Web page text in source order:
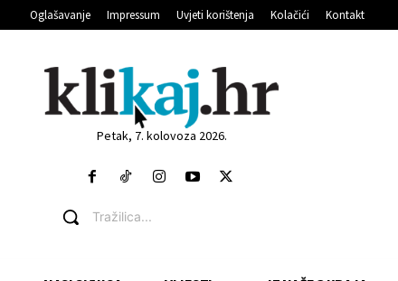
Oglašavanje Impressum Uvjeti korištenja Kolačići Kontakt
Petak, 7. kolovoza 2026.
Tražilica...